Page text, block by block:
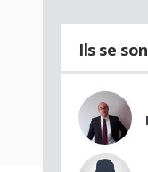
Ils se